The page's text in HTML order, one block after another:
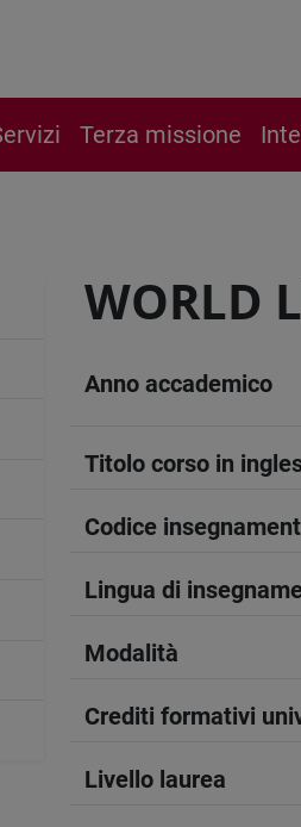
Terza missione
WORLD
Anno accademico
Titolo corso in
Codice
Lingua di
Modalità
Crediti formativi
Livello laurea